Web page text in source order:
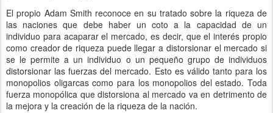
El propio Adam Smith reconoce en su tratado sobre la riqueza de
las naciones que debe haber un coto a la capacidad de un
individuo para acaparar el mercado, es decir, que el interés propio
como creador de riqueza puede llegar a distorsionar el mercado si
se le permite a un individuo o un pequeño grupo de individuos
distorsionar las fuerzas del mercado. Esto es válido tanto para los
monopolios oligarcas como para los monopolios del estado. Toda
fuerza monopólica que distorsiona al mercado va en detrimento de
la mejora y la creación de la riqueza de la nación.